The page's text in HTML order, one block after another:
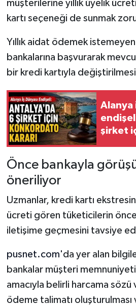
müşterilerine yıllık üyelik
kartı seçeneği de sunmak
Yıllık aidat ödemek istemeyen
bankalarına başvurarak
bir kredi kartıyla
Alanya
şirket
Önce bankayla
öneriliyor
Uzmanlar, kredi kartı
ücreti gören tüketicilerin
iletişime geçmesini tavsiye
pusnet.com'da yer alan
bankalar müşteri
amacıyla belirli harcama
ödeme talimatı oluşturulması